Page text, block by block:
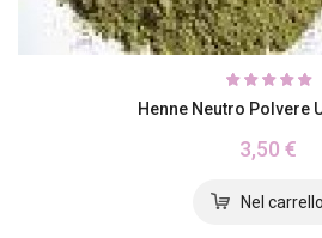
Henne Neutro Polvere
3,50 €